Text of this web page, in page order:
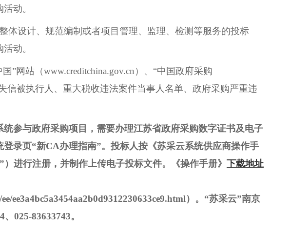
动。
体设计、规范编制或者项目管理、监理、检测等服务的投标
动。
”网站（www.creditchina.gov.cn）、“中国政府采购
信被执行人、重大税收违法案件当事人名单、政府采购严重违
统参与政府采购项目，需要办理江苏省政府采购数字证书及电子
登录页“新CA办理指南”。投标人按《苏采云系统供应商操作手
进行注册，并制作上传电子投标文件。《操作手册》 下载地址
ee3a4bc5a3454aa2b0d9312230633ce9.html）。 “苏采云”南京
025-83633743。